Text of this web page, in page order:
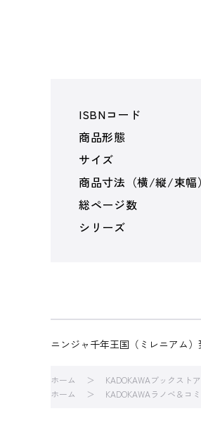
ISBNコード
商品形態
サイズ
商品寸法（横/縦/束幅）
総ページ数
シリーズ
ニンジャ千年王国（ミレニアム）
ホーム KADOKAWAブックストア
ホーム
KADOKAWAラノベ＆コ